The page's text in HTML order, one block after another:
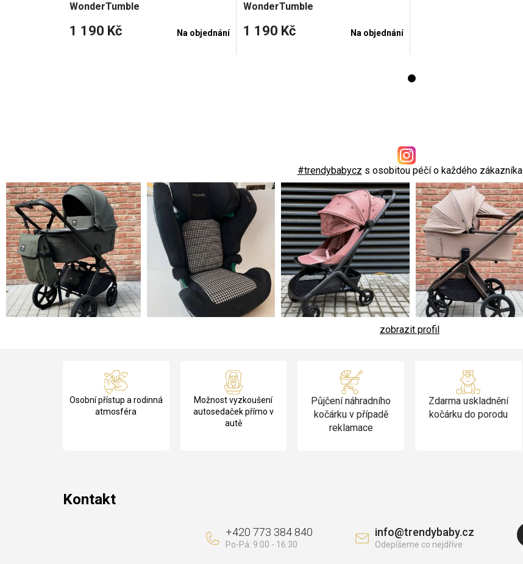
WonderTumble
1 190 Kč Na objednání
WonderTumble
1 190 Kč Na objednání
#trendybabycz s osobitou péčí o každého zákazníka
zobrazit profil
Osobní přístup a rodinná
atmosféra
Možnost vyzkoušení
autosedaček přímo v
autě
Půjčení náhradního
kočárku v případě
reklamace
Zdarma uskladnění
kočárku do porodu
Kontakt
info@trendybaby.cz
+420 773 384 840